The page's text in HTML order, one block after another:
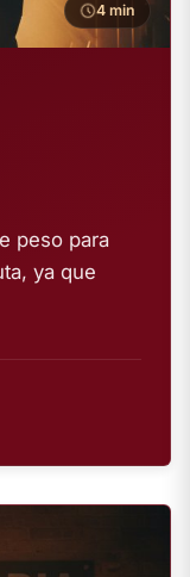
4 min
peso para
ya que